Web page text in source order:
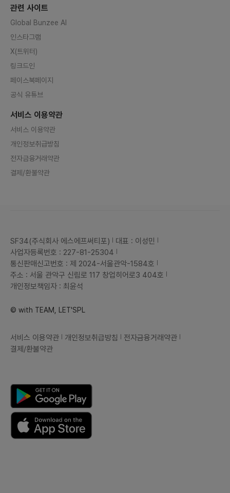
관련 사이트
Global Bunzee AI
인스타그램
X(트위터)
링크드인
페이스북페이지
공식 유튜브
서비스 이용약관
서비스 이용약관
개인정보취급방침
전자금융거래약관
결제/환불약관
SF34(주식회사 에스에프써티포)
대표 : 이성민
사업자등록번호 : 227-81-25304
통신판매신고번호 : 제 2024-서울관악-1584호
주소 : 서울 관악구 신림로 117 창업히어로3 404호
개인정보책임자 : 최윤석
© with TEAM, LET'SPL
서비스 이용약관 개인정보취급방침
전자금융거래약관
결제/환불약관